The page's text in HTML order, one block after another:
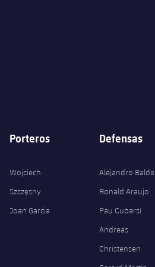
Porteros
Wojciech
Szczęsny
Joan Garcia
Defensas
Alejandro Balde
Ronald Araujo
Pau Cubarsí
Andreas
Christensen